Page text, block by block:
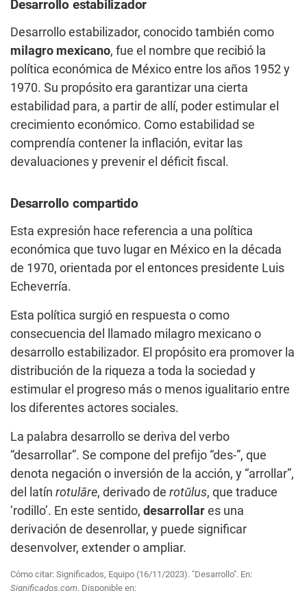
Desarrollo estabilizador
Desarrollo estabilizador, conocido también como
milagro mexicano, fue el nombre que recibió la
política económica de México entre los años 1952 y
1970. Su propósito era garantizar una cierta
estabilidad para, a partir de allí, poder estimular el
crecimiento económico. Como estabilidad se
comprendía contener la inflación, evitar las
devaluaciones y prevenir el déficit fiscal.
Desarrollo compartido
Esta expresión hace referencia a una política
económica que tuvo lugar en México en la década
de 1970, orientada por el entonces presidente Luis
Echeverría.
Esta política surgió en respuesta o como
consecuencia del llamado milagro mexicano o
desarrollo estabilizador. El propósito era promover la
distribución de la riqueza a toda la sociedad y
estimular el progreso más o menos igualitario entre
los diferentes actores sociales.
La palabra desarrollo se deriva del verbo
“desarrollar”. Se compone del prefijo “des-”, que
denota negación o inversión de la acción, y “arrollar”,
del latín rotulāre, derivado de rotŭlus, que traduce
‘rodillo’. En este sentido, desarrollar es una
derivación de desenrollar, y puede significar
desenvolver, extender o ampliar.
Cómo citar: Significados, Equipo (16/11/2023). "Desarrollo". En:
Significados.com. Disponible en: